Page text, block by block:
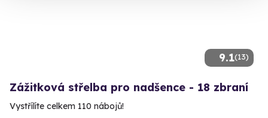
9.1(13)
Zážitková střelba pro nadšence - 18 zbraní
Vystřílíte celkem 110 nábojů!